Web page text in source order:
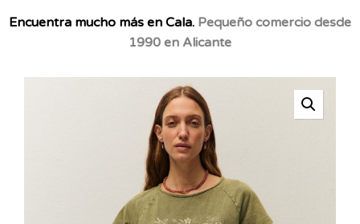
Encuentra mucho más en Cala. Pequeño comercio desde
1990 en Alicante